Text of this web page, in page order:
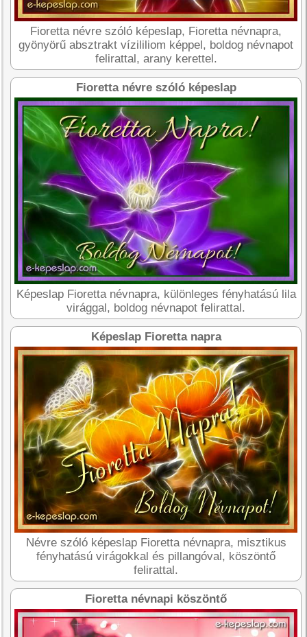
Fioretta névre szóló képeslap, Fioretta névnapra,
gyönyörű absztrakt vízililiom képpel, boldog névnapot
felirattal, arany kerettel.
Fioretta névre szóló képeslap
Képeslap Fioretta névnapra, különleges fényhatású lila
virággal, boldog névnapot felirattal.
Képeslap Fioretta napra
Névre szóló képeslap Fioretta névnapra, misztikus
fényhatású virágokkal és pillangóval, köszöntő
felirattal.
Fioretta névnapi köszöntő